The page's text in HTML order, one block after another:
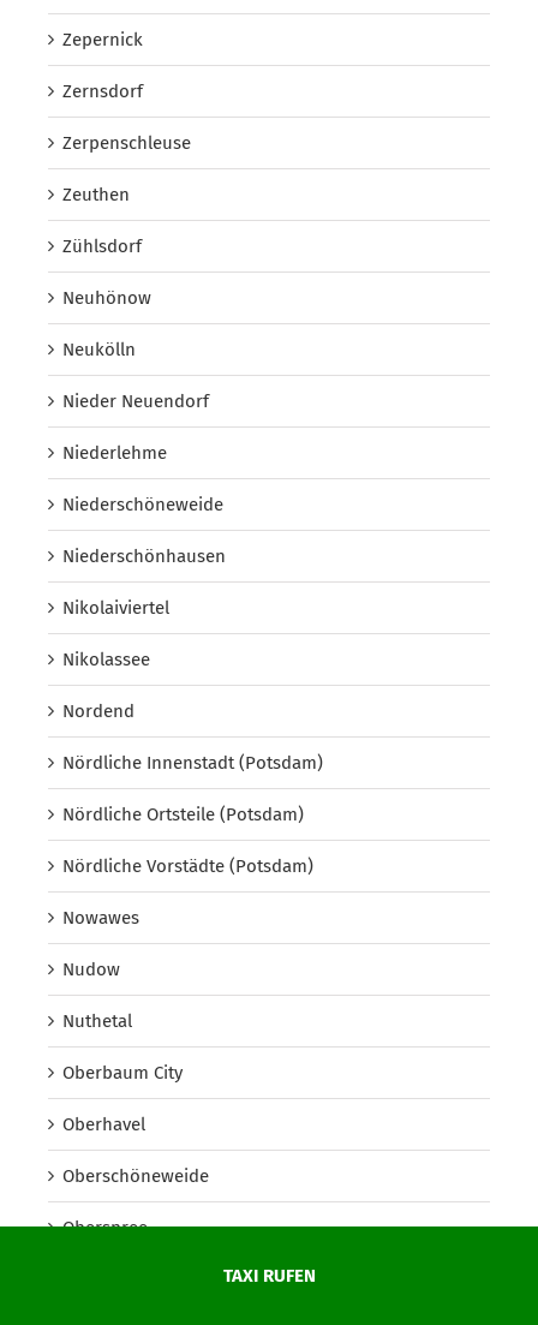
TAXI RUFEN
Zepernick
Zernsdorf
Zerpenschleuse
Zeuthen
Zühlsdorf
Neuhönow
Neukölln
Nieder Neuendorf
Niederlehme
Niederschöneweide
Niederschönhausen
Nikolaiviertel
Nikolassee
Nordend
Nördliche Innenstadt (Potsdam)
Nördliche Ortsteile (Potsdam)
Nördliche Vorstädte (Potsdam)
Nowawes
Nudow
Nuthetal
Oberbaum City
Oberhavel
Oberschöneweide
Oberspree